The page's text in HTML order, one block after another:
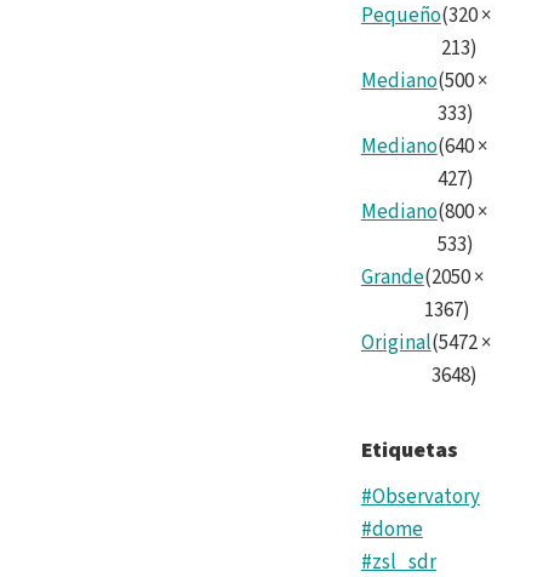
Pequeño(320×
213)
Mediano(500×
333)
Mediano(640×
427)
Mediano(800×
533)
Grande(2050×
1367)
Original(5472×
3648)
Etiquetas
#Observatory
#dome
#zsl_sdr